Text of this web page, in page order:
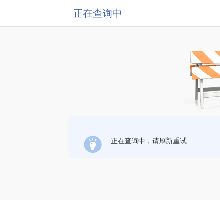
正在查询中
正在查询中，请刷新重试